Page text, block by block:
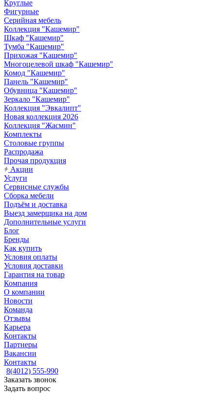
Круглые
Фигурные
Серийная мебель
Коллекция "Кашемир"
Шкаф "Кашемир"
Тумба "Кашемир"
Прихожая "Кашемир"
Многоцелевой шкаф "Кашемир"
Комод "Кашемир"
Панель "Кашемир"
Обувница "Кашемир"
Зеркало "Кашемир"
Коллекция "Эвкалипт"
Новая коллекция 2026
Коллекция "Жасмин"
Комплекты
Столовые группы
Распродажа
Прочая продукция
Акции
Услуги
Сервисные службы
Сборка мебели
Подъём и доставка
Выезд замерщика на дом
Дополнительные услуги
Блог
Бренды
Как купить
Условия оплаты
Условия доставки
Гарантия на товар
Компания
О компании
Новости
Команда
Отзывы
Карьера
Контакты
Партнеры
Вакансии
Контакты
8(4012) 555-990
Заказать звонок
Задать вопрос